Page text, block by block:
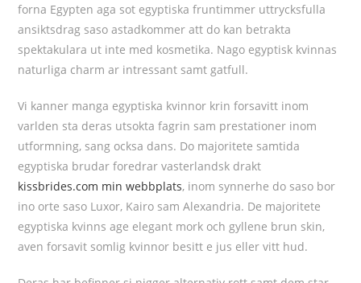
forna Egypten aga sot egyptiska fruntimmer uttrycksfulla
ansiktsdrag saso astadkommer att do kan betrakta
spektakulara ut inte med kosmetika. Nago egyptisk kvinnas
naturliga charm ar intressant samt gatfull.
Vi kanner manga egyptiska kvinnor krin forsavitt inom
varlden sta deras utsokta fagrin sam prestationer inom
utformning, sang ocksa dans. Do majoritete samtida
egyptiska brudar foredrar vasterlandsk drakt
kissbrides.com min webbplats, inom synnerhe do saso bor
ino orte saso Luxor, Kairo sam Alexandria. De majoritete
egyptiska kvinns age elegant mork och gyllene brun skin,
aven forsavit somlig kvinnor besitt e jus eller vitt hud.